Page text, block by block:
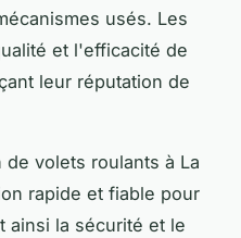
usés. Les
et l'efficacité de
leur réputation de
volets roulants à La
rapide et fiable pour
ainsi la sécurité et le